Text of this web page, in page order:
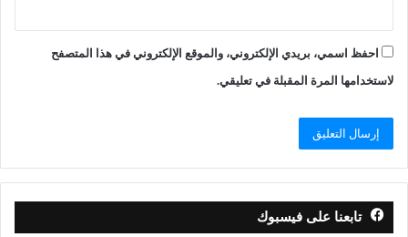
احفظ اسمي، بريدي الإلكتروني، والموقع الإلكتروني في هذا المتصفح
لاستخدامها المرة المقبلة في تعليقي.
تابعنا على فيسبوك